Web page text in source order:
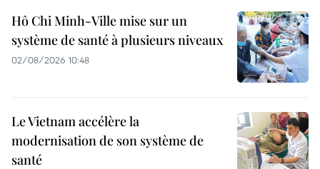
Hô Chi Minh-Ville mise sur un
système de santé à plusieurs niveaux
02/08/2026 10:48
Le Vietnam accélère la
modernisation de son système de
santé